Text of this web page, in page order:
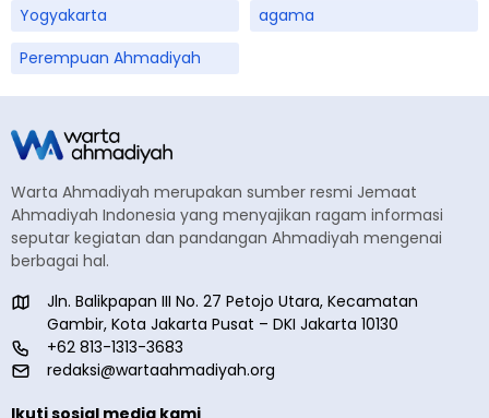
Yogyakarta
agama
Perempuan Ahmadiyah
Warta Ahmadiyah merupakan sumber resmi Jemaat
Ahmadiyah Indonesia yang menyajikan ragam informasi
seputar kegiatan dan pandangan Ahmadiyah mengenai
berbagai hal.
Jln. Balikpapan III No. 27 Petojo Utara, Kecamatan
Gambir, Kota Jakarta Pusat – DKI Jakarta 10130
+62 813-1313-3683
redaksi@wartaahmadiyah.org
Ikuti sosial media kami